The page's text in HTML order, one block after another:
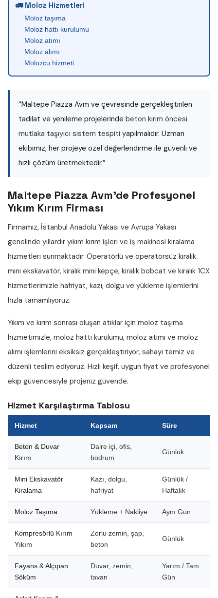
🚛 Moloz Hizmetleri
Moloz taşıma
Moloz hattı kurulumu
Moloz atımı
Moloz alımı
Molozcu hizmeti
“Maltepe Piazza Avm ve çevresinde gerçekleştirilen
tadilat ve yenileme projelerinde beton kırım öncesi
mutlaka taşıyıcı sistem tespiti yapılmalıdır. Uzman
ekibimiz, her projeye özel değerlendirme ile güvenli ve
hızlı çözüm üretmektedir.”
Maltepe Piazza Avm'de Profesyonel
Yıkım Kırım Firması
Firmamız, İstanbul Anadolu Yakası ve Avrupa Yakası
genelinde yıllardır yıkım kırım işleri ve iş makinesi kiralama
hizmetleri sunmaktadır. Operatörlü ve operatörsüz kiralık
mini ekskavatör, kiralık mini kepçe, kiralık bobcat ve kiralık 1CX
hizmetlerimizle hafriyat, kazı, dolgu ve yükleme işlemlerini
hızla tamamlıyoruz.
Yıkım ve kırım sonrası oluşan atıklar için moloz taşıma
hizmetimizle, moloz hattı kurulumu, moloz atımı ve moloz
alımı işlemlerini eksiksiz gerçekleştiriyor, sahayı temiz ve
düzenli teslim ediyoruz. Hızlı keşif, uygun fiyat ve profesyonel
ekip güvencesiyle projeniz güvende.
Hizmet Karşılaştırma Tablosu
Hizmet Kapsam Süre
Beton & Duvar
Kırım
Daire içi, ofis,
bodrum
Günlük
Mini Ekskavatör
Kiralama
Kazı, dolgu,
hafriyat
Günlük /
Haftalık
Moloz Taşıma Yükleme + Nakliye Aynı Gün
Kompresörlü Kırım
Yıkım
Zorlu zemin, şap,
beton
Günlük
Fayans & Alçıpan
Söküm
Duvar, zemin,
tavan
Yarım / Tam
Gün